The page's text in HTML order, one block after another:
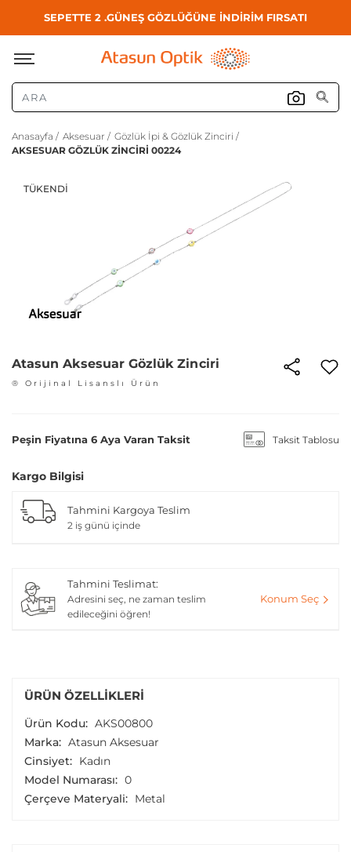
SEPETTE 2 .GÜNEŞ GÖZLÜĞÜNE İNDİRİM FIRSATI
Anasayfa / Aksesuar / Gözlük İpi & Gözlük Zinciri /
AKSESUAR GÖZLÜK ZİNCİRİ 00224
TÜKENDI
Atasun Aksesuar Gözlük Zinciri
® Orijinal Lisanslı Ürün
Peşin Fiyatına 6 Aya Varan Taksit Taksit Tablosu
Kargo Bilgisi
Tahmini Kargoya Teslim
2 iş günü içinde
Tahmini Teslimat:
Adresini seç, ne zaman teslim
edileceğini öğren!
Konum Seç
ÜRÜN ÖZELLIKLERI
Ürün Kodu: AKS00800
Marka: Atasun Aksesuar
Cinsiyet: Kadın
Model Numarası: 0
Çerçeve Materyali: Metal